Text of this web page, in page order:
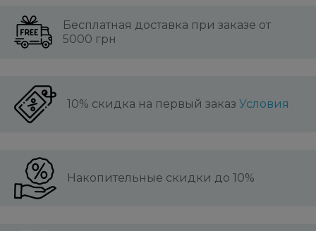
Бесплатная доставка при заказе от
5000 грн
10% скидка на первый заказ Условия
Накопительные скидки до 10%